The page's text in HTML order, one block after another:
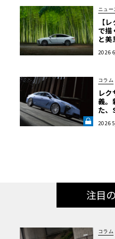
ニュー
【
で描
と美
2026
コラム
レ
義。
た、
2026
注目
コラム